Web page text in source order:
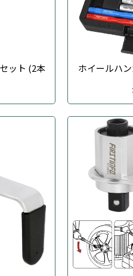
ット (2本
ホイールハ